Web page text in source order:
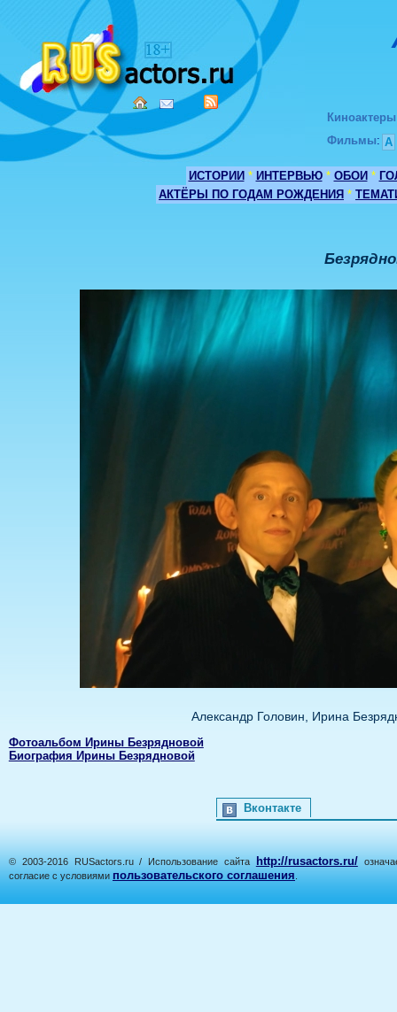
Киноактеры
Фильмы: А
ИСТОРИИ * ИНТЕРВЬЮ * ОБОИ *
АКТЁРЫ ПО ГОДАМ РОЖДЕНИЯ *
Александр Головин, Ирина
Фотоальбом Ирины Безрядновой
Биография Ирины Безрядновой
Вконтакте
© 2003-2016 RUSactors.ru / Использование сайта http://rusactors.ru/
согласие с условиями пользовательского соглашения